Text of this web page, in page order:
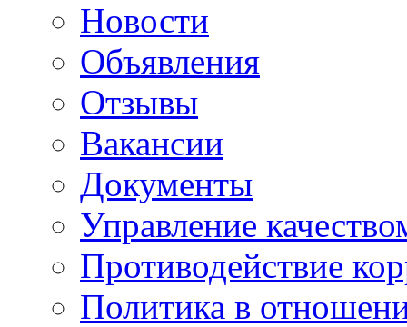
Новости
Объявления
Отзывы
Вакансии
Документы
Управление
Противодействие
Политика в